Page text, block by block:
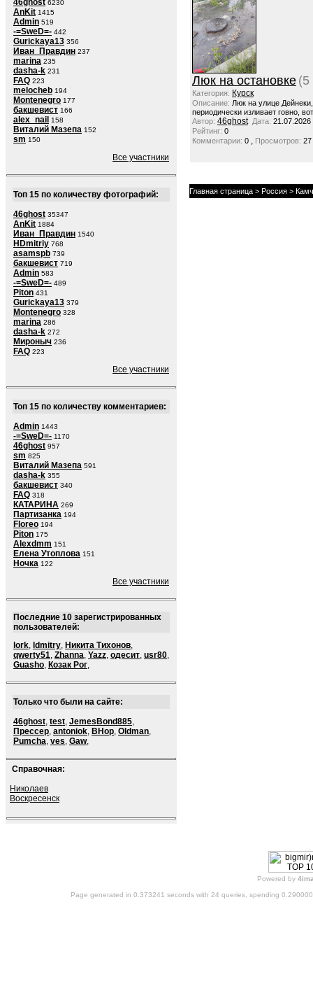
46ghost 6230
AnKit 1415
Admin 519
-=SweD=- 442
Gurickaya13 356
Иван_Правдин 237
marina 235
dasha-k 231
FAQ 223
melocheb 194
Montenegro 177
бакшевист 166
alex_nail 158
Виталий Мазепа 152
sm 150
Все участники
Топ 15 по количеству фотографий:
46ghost 35347
AnKit 1884
Иван_Правдин 1540
HDmitriy 768
asamspb 739
бакшевист 719
Admin 583
-=SweD=- 489
Piton 431
Gurickaya13 379
Montenegro 328
marina 286
dasha-k 272
Мироныч 236
FAQ 223
Все участники
Топ 15 по количеству комментариев:
Admin 1443
-=SweD=- 1170
46ghost 957
sm 825
Виталий Мазепа 591
dasha-k 355
бакшевист 340
FAQ 318
КАТАРИНА 269
Партизанка 194
Floreo 194
Piton 175
Alexdmm 151
Елена Утоплова 151
Ночка 122
Все участники
Последние 10 зарегистрированных
пользователей:
lork, ldmitry, Никита Тихонов,
qwerty51, Zhanna, Yazz, одесит, usr80,
Guasho, Козак Рог,
Только что были на сайте:
46ghost, test, JemesBond885,
Прессер, antoniok, BHop, Oldman,
Pumcha, ves, Gaw,
Справочная:
Николаев
Воскресенск
Люк на остановке (5
Категория: Курск
Описание: Люк на улице
периодически изливает говно,
Автор: 46ghost Дата: 21.07.2026
Рейтинг: 0
Комментарии: 0 , Просмотров: 27
Главная страница > Россия >
Powered by
Page generated in 0.373241 seconds with 24 queries, spending